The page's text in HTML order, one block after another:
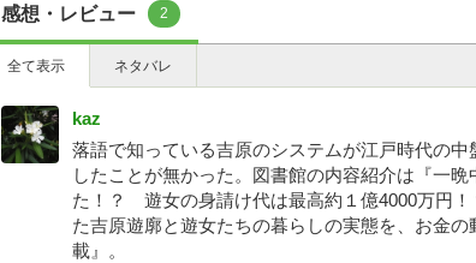
感想・レビュー 2
全て表示 ネタバレ
kaz
落語で知っている吉原のシステムが江戸時代の
したことが無かった。図書館の内容紹介は『一
た！？ 遊女の身請け代は最高約１億4000万円
た吉原遊廓と遊女たちの暮らしの実態を、お金
載』。